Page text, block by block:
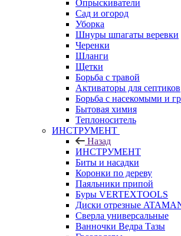
Опрыскиватели
Сад и огород
Уборка
Шнуры шпагаты веревки
Черенки
Шланги
Щетки
Борьба с травой
Активаторы для септиков
Борьба с насекомыми и
Бытовая химия
Теплоноситель
ИНСТРУМЕНТ
Назад
ИНСТРУМЕНТ
Биты и насадки
Коронки по дереву
Паяльники припой
Буры VERTEXTOOLS
Диски отрезные
Сверла универсальные
Ванночки Ведра Тазы